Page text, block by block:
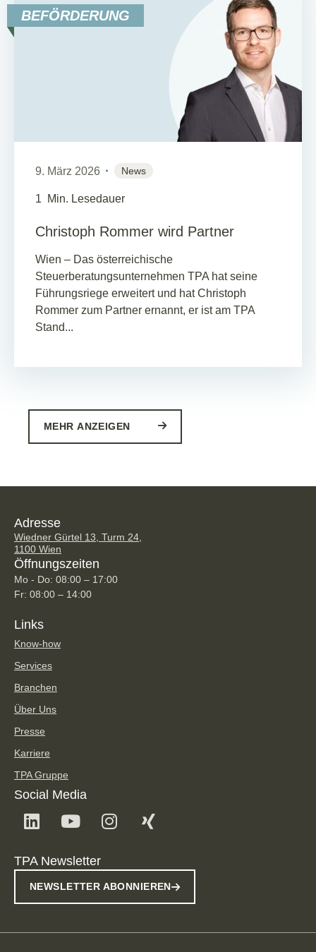
BEFÖRDERUNG
9. März 2026 News
1 Min. Lesedauer
Christoph Rommer wird Partner
Wien – Das österreichische
Steuerberatungsunternehmen TPA hat seine
Führungsriege erweitert und hat Christoph
Rommer zum Partner ernannt, er ist am TPA
Stand...
MEHR ANZEIGEN
Adresse
Wiedner Gürtel 13, Turm 24,
1100 Wien
Öffnungszeiten
Mo - Do: 08:00 – 17:00
Fr: 08:00 – 14:00
Links
Know-how
Services
Branchen
Über Uns
Presse
Karriere
TPA Gruppe
Social Media
TPA Newsletter
NEWSLETTER ABONNIEREN